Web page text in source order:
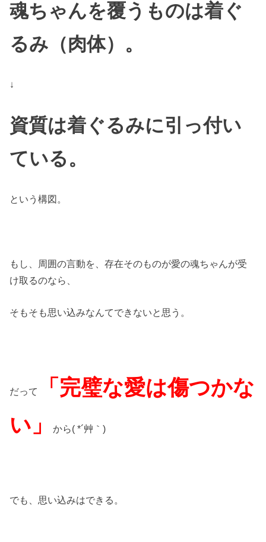
魂ちゃんを覆うものは着ぐ
るみ（肉体）。
↓
資質は着ぐるみに引っ付い
ている。
という構図。
もし、周囲の言動を、存在そのものが愛の魂ちゃんが受
け取るのなら、
そもそも思い込みなんてできないと思う。
だって
「完璧な愛は傷つかな
い」から( *´艸｀)
でも、思い込みはできる。